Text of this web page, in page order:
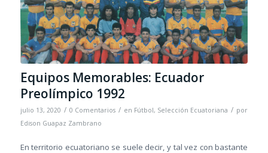
Equipos Memorables: Ecuador
Preolímpico 1992
julio 13, 2020 / 0 Comentarios / en Fútbol, Selección Ecuatoriana / por
Edison Guapaz Zambrano
En territorio ecuatoriano se suele decir, y tal vez con bastante